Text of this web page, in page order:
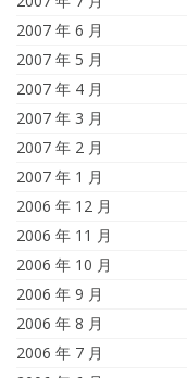
2007 年 6 月
2007 年 5 月
2007 年 4 月
2007 年 3 月
2007 年 2 月
2007 年 1 月
2006 年 12 月
2006 年 11 月
2006 年 10 月
2006 年 9 月
2006 年 8 月
2006 年 7 月